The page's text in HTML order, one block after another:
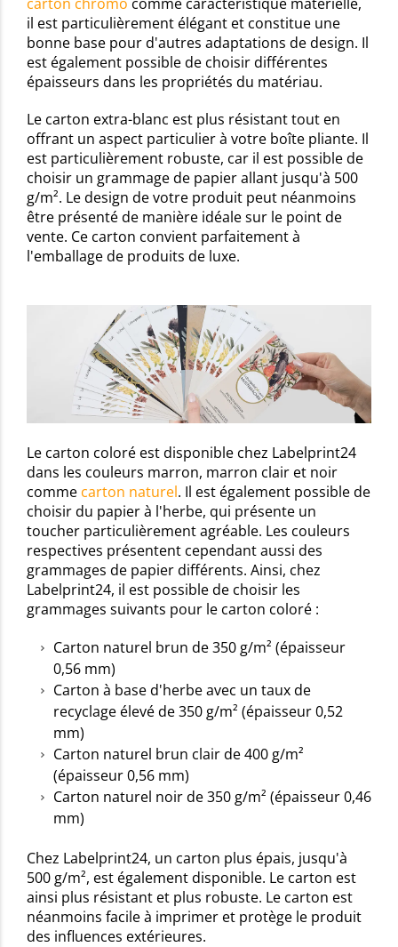
il est particulièrement élégant et constitue une
bonne base pour d'autres adaptations de design. Il
est également possible de choisir différentes
épaisseurs dans les propriétés du matériau.
Le carton extra-blanc est plus résistant tout en
offrant un aspect particulier à votre boîte pliante. Il
est particulièrement robuste, car il est possible de
choisir un grammage de papier allant jusqu'à 500
g/m². Le design de votre produit peut néanmoins
être présenté de manière idéale sur le point de
vente. Ce carton convient parfaitement à
l'emballage de produits de luxe.
Le carton coloré est disponible chez Labelprint24
dans les couleurs marron, marron clair et noir
comme carton naturel. Il est également possible de
choisir du papier à l'herbe, qui présente un
toucher particulièrement agréable. Les couleurs
respectives présentent cependant aussi des
grammages de papier différents. Ainsi, chez
Labelprint24, il est possible de choisir les
grammages suivants pour le carton coloré :
Carton naturel brun de 350 g/m² (épaisseur
0,56 mm)
Carton à base d'herbe avec un taux de
recyclage élevé de 350 g/m² (épaisseur 0,52
mm)
Carton naturel brun clair de 400 g/m²
(épaisseur 0,56 mm)
Carton naturel noir de 350 g/m² (épaisseur 0,46
mm)
Chez Labelprint24, un carton plus épais, jusqu'à
500 g/m², est également disponible. Le carton est
ainsi plus résistant et plus robuste. Le carton est
néanmoins facile à imprimer et protège le produit
des influences extérieures.